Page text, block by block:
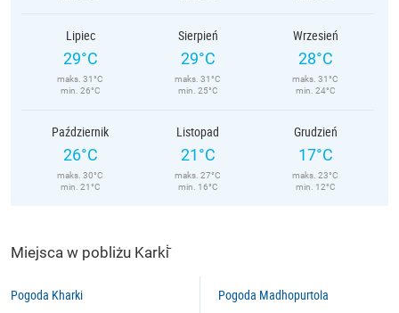
Lipiec
29°C
maks. 31°C
min. 26°C
Sierpień
29°C
maks. 31°C
min. 25°C
Wrzesień
28°C
maks. 31°C
min. 24°C
Październik
26°C
maks. 30°C
min. 21°C
Listopad
21°C
maks. 27°C
min. 16°C
Grudzień
17°C
maks. 23°C
min. 12°C
Miejsca w pobliżu Karki̇̄
Pogoda Kharki Pogoda Madhopurtola